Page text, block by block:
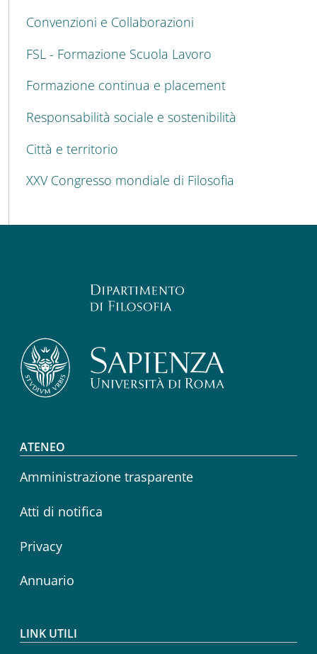
Convenzioni e Collaborazioni
FSL - Formazione Scuola Lavoro
Formazione continua e placement
Responsabilità sociale e sostenibilità
Città e territorio
XXV Congresso mondiale di Filosofia
Footer menu
ATENEO
Amministrazione trasparente
Atti di notifica
Privacy
Annuario
LINK UTILI